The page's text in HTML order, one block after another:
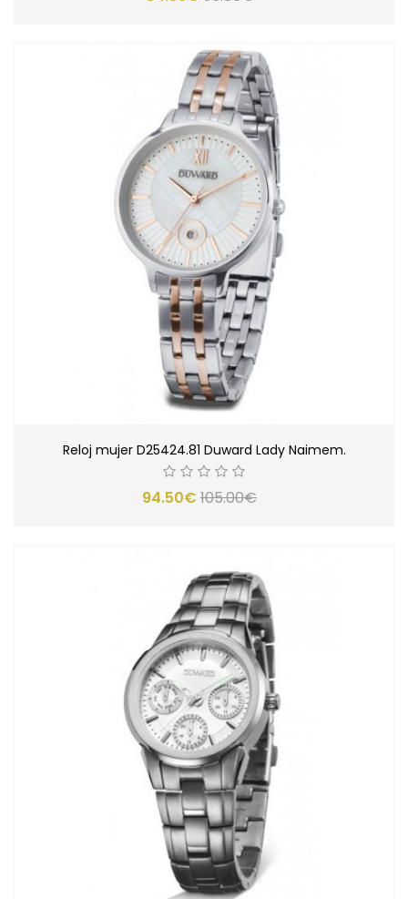
Reloj mujer D25424.81 Duward Lady Naimem.
94.50€ 105.00€